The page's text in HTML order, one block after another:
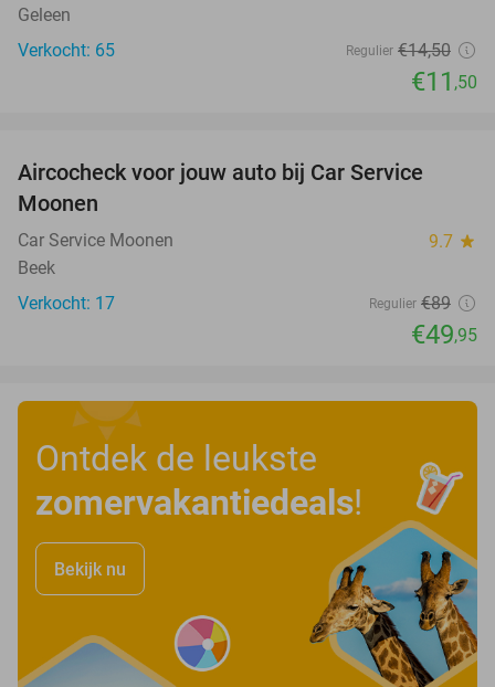
Geleen
Verkocht: 65
Regulier €14,50
€11 ,50
Aircocheck voor jouw auto bij Car Service
Moonen
Car Service Moonen 9.7 star
Beek
Verkocht: 17
Regulier €89
€49,95
Ontdek de leukste
zomervakantiedeals!
Bekijk nu